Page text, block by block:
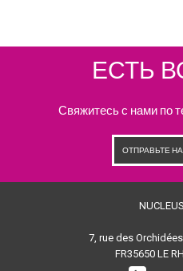
ЕСТЬ
Свяжитесь с нами по
ОТПРАВЬТЕ
7, rue des
FR35650 LE